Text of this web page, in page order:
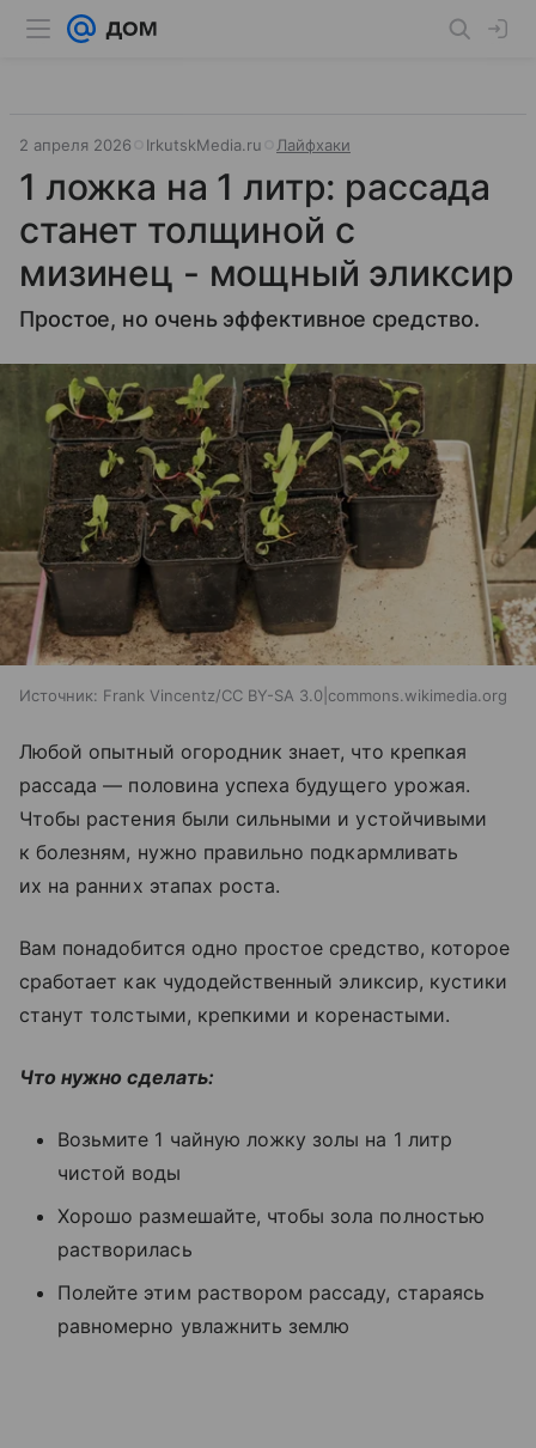
2 апреля 2026 IrkutskMedia.ru Лайфхаки
1 ложка на 1 литр: рассада
станет толщиной с
мизинец - мощный эликсир
Простое, но очень эффективное средство.
Источник: Frank Vincentz/CC BY-SA 3.0|commons.wikimedia.org
Любой опытный огородник знает, что крепкая
рассада — половина успеха будущего урожая.
Чтобы растения были сильными и устойчивыми
к болезням, нужно правильно подкармливать
их на ранних этапах роста.
Вам понадобится одно простое средство, которое
сработает как чудодейственный эликсир, кустики
станут толстыми, крепкими и коренастыми.
Что нужно сделать:
Возьмите 1 чайную ложку золы на 1 литр
чистой воды
Хорошо размешайте, чтобы зола полностью
растворилась
Полейте этим раствором рассаду, стараясь
равномерно увлажнить землю